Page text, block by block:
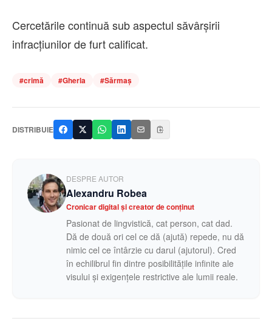
Cercetările continuă sub aspectul săvârșirii
infracțiunilor de furt calificat.
#crimă #Gherla #Sărmaș
DISTRIBUIE
DESPRE AUTOR
Alexandru Robea
Cronicar digital și creator de conținut
Pasionat de lingvistică, cat person, cat dad.
Dă de două ori cel ce dă (ajută) repede, nu dă
nimic cel ce întârzie cu darul (ajutorul). Cred
în echilibrul fin dintre posibilitățile infinite ale
visului și exigențele restrictive ale lumii reale.